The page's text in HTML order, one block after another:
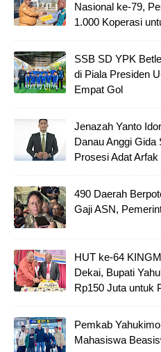
Nasional ke-79,
1.000 Koperasi
SSB SD YPK
di Piala Presiden
Empat Gol
Jenazah Yanto
Danau Anggi Gida
Prosesi Adat Arfak
490 Daerah
Gaji ASN,
HUT ke-64
Dekai, Bupati
Rp150 Juta untuk
Pemkab
Mahasiswa